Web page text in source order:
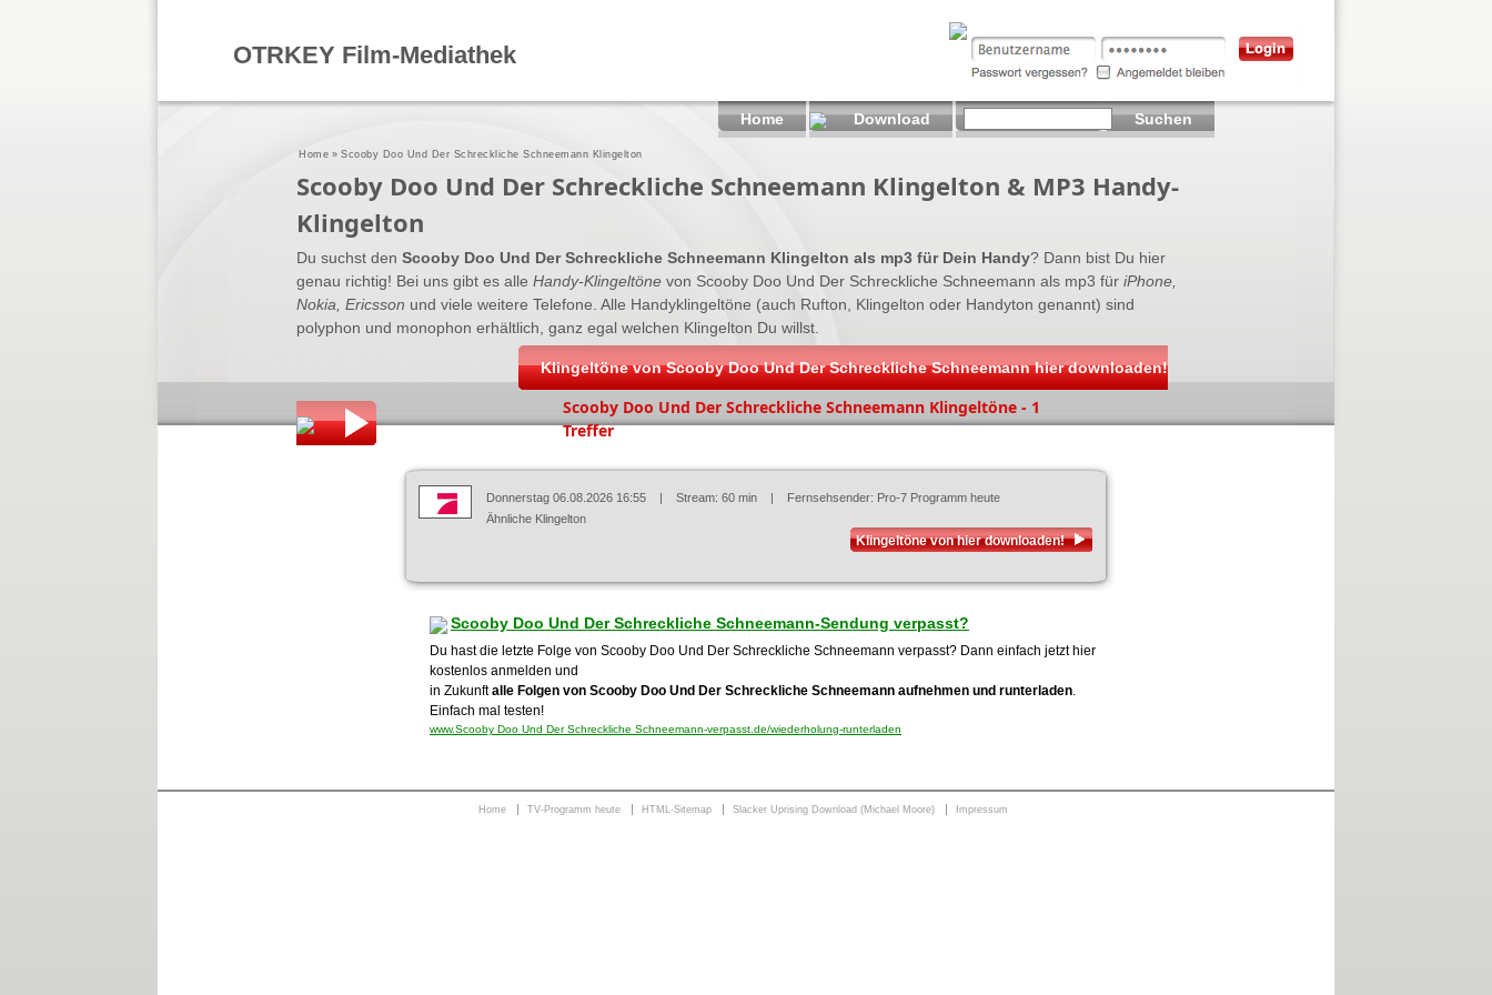
Scooby Doo Und Der Schreckliche Schneemann Klingelton & MP3 Handy-
Klingelton
Du suchst den Scooby Doo Und Der Schreckliche Schneemann Klingelton als mp3 für Dein Handy? Dann bist Du hier
genau richtig! Bei uns gibt es alle Handy-Klingeltöne von Scooby Doo Und Der Schreckliche Schneemann als mp3 für iPhone,
Nokia, Ericsson und viele weitere Telefone. Alle Handyklingeltöne (auch Rufton, Klingelton oder Handyton genannt) sind
polyphon und monophon erhältlich, ganz egal welchen Klingelton Du willst.
Klingeltöne von Scooby Doo Und Der Schreckliche Schneemann hier downloaden!
Scooby Doo Und Der Schreckliche Schneemann Klingeltöne - 1
Treffer
Donnerstag 06.08.2026 16:55 | Stream: 60 min | Fernsehsender: Pro-7 Programm heute
Ähnliche Klingelton
Klingeltöne von hier downloaden!
Scooby Doo Und Der Schreckliche Schneemann-Sendung verpasst?
Du hast die letzte Folge von Scooby Doo Und Der Schreckliche Schneemann verpasst? Dann einfach jetzt hier
kostenlos anmelden und
in Zukunftalle Folgen von Scooby Doo Und Der Schreckliche Schneemann aufnehmen und runterladen.
Einfach mal testen!
www.Scooby Doo Und Der Schreckliche Schneemann-verpasst.de/wiederholung-runterladen
Home »Scooby Doo Und Der Schreckliche Schneemann Klingelton
OTRKEY Film-Mediathek
Home Download Suchen
Home TV-Programm heute HTML-Sitemap Slacker Uprising Download (Michael Moore) Impressum